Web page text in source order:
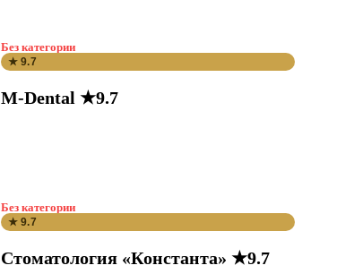
Без категории
★ 9.7
M-Dental ★9.7
Без категории
★ 9.7
Стоматология «Константа» ★9.7